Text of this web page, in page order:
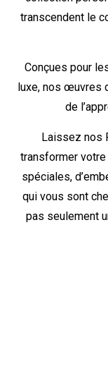
transcendent le
Conçues pour
luxe, nos œuvres
de
Laissez nos
transformer
spéciales,
qui vous sont
pas seulement